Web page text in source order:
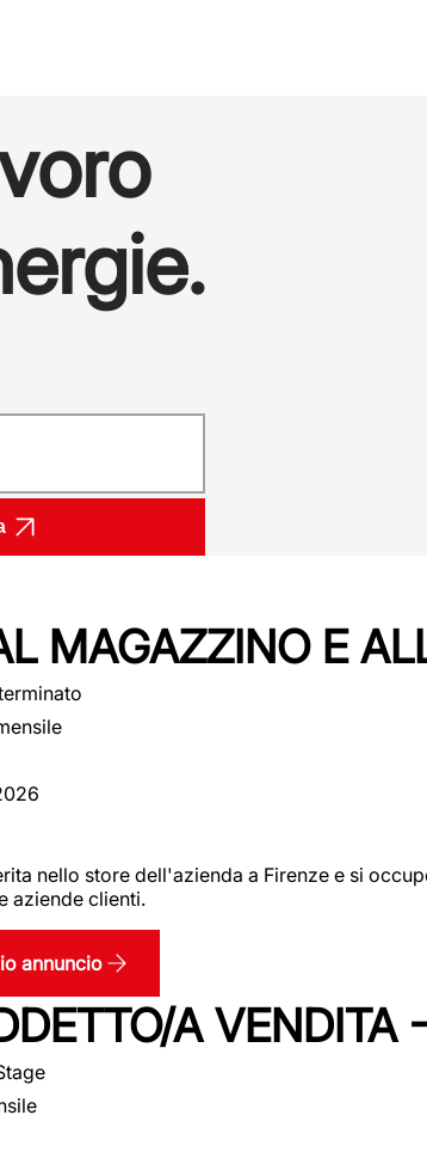
MAGAZZINO E
nello store dell'azienda a Firenze e si
aziende clienti.
annuncio
A VENDITA